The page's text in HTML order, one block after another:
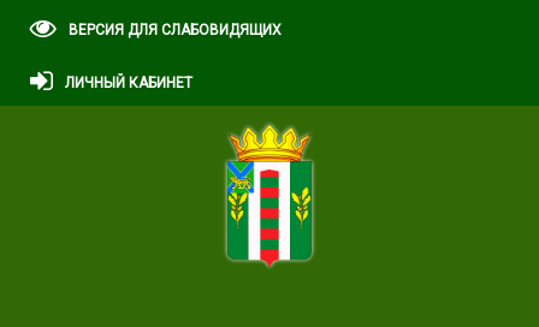
ВЕРСИЯ ДЛЯ СЛАБОВИДЯЩИХ
ЛИЧНЫЙ КАБИНЕТ